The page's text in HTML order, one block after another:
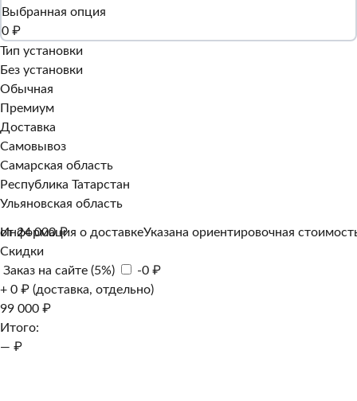
Выбранная опция
0 ₽
Тип установки
Без установки
Обычная
Премиум
Доставка
Самовывоз
Самарская область
Республика Татарстан
Ульяновская область
Информация о доставкеУказана ориентировочная
от 24 000 ₽
Скидки
Заказ на сайте (5%)
-0 ₽
+ 0 ₽ (доставка, отдельно)
99 000 ₽
Итого:
— ₽